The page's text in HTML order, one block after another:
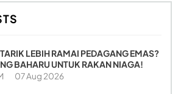
LEBIH RAMAI PEDAGANG EMAS?
BAHARU UNTUK RAKAN NIAGA!
07 Aug 2026